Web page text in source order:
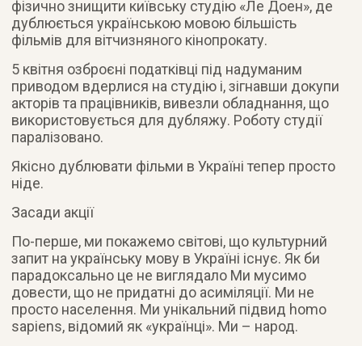
фізично знищити київську студію «Ле Доен», де
дублюється українською мовою більшість
фільмів для вітчизняного кінопрокату.
5 квітня озброєні податківці під надуманим
приводом вдерлися на студію і, зігнавши докупи
акторів та працівників, вивезли обладнання, що
використовується для дубляжу. Роботу студії
паралізовано.
Якісно дублювати фільми в Україні тепер просто
ніде.
Засади акції
По-перше, ми покажемо світові, що культурний
запит на українську мову в Україні існує. Як би
парадоксально це не виглядало Ми мусимо
довести, що не придатні до асиміляції. Ми не
просто населення. Ми унікальний підвид homo
sapiens, відомий як «українці». Ми – народ.